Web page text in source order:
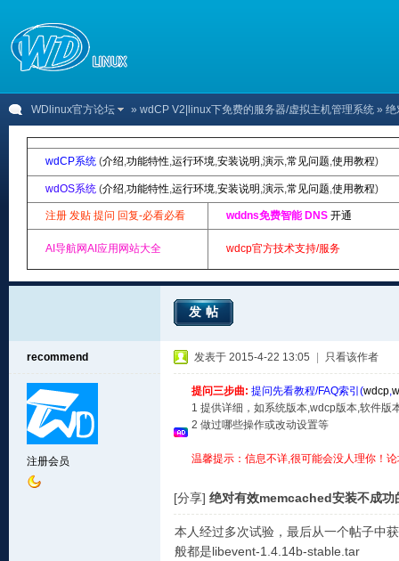
WDlinux官方论坛 » wdCP V2|linux下免费的服务器/虚拟主机管理系统 » 绝
wdCP系统 (介绍,功能特性,运行环境,安装说明 ,演示,常见问题,使用教程)
wdOS系统 (介绍,功能特性,运行环境,安装说明 ,演示,常见问题,使用教程)
注册 发贴 提问 回复-必看必看 wddns免费智能 DNS 开通
AI导航网AI应用网站大全 wdcp官方技术支持/服务
发帖
recommend
注册会员
发表于 2015-4-22 13:05 只看该作者
提问三步曲: 提问先看教程/FAQ索引(wdcp,
1 提供详细，如系统版本,wdcp版本,软件版
2 做过哪些操作或改动设置等
温馨提示：信息不详,很可能会没人理你！
[分享] 绝对有效memcached安装不成功
本人经过多次试验，最后从一个帖子中
般都是libevent-1.4.14b-stable.tar